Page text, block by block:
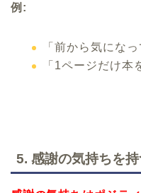
例:
「前から気にな
「1ページだけ本
5. 感謝の気持ちを